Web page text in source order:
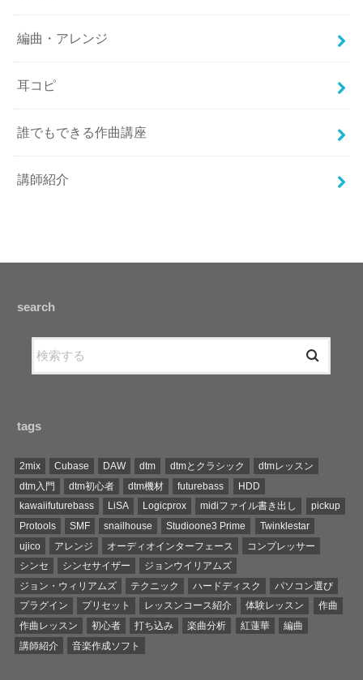
編曲・アレンジ
耳コピ
誰でもできる作曲講座
講師紹介
search
tags
2mix Cubase DAW dtm dtmとクラシック
dtmレッスン
dtm入門
dtm初心者 dtm機材 futurebass
HDD
kawaiifuturebass
LiSA Logicprox midiファイル書き出し
pickup
Protools
SMF snailhouse Studioone3 Prime
Twinklestar
ujico
アレンジ オーディオインターフェース
コンプレッサー
シンセ
シンセサイザー
ジョンウイリアムズ
ジョン・ウィリアムズ
テクニック ハードディスク
パソコン選び
プラグイン
プリセット レッスンコース紹介 体験レッスン
作曲
作曲レッスン
初心者 打ち込み 楽曲分析 紅蓮華
編曲
講師紹介
音楽作成ソフト